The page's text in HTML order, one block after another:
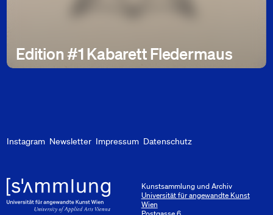
Edition #1 Kabarett Fledermaus
Kunstsammlung und Archiv
Universität für angewandte Kunst
Wien
Instagram Newsletter Impressum Datenschutz